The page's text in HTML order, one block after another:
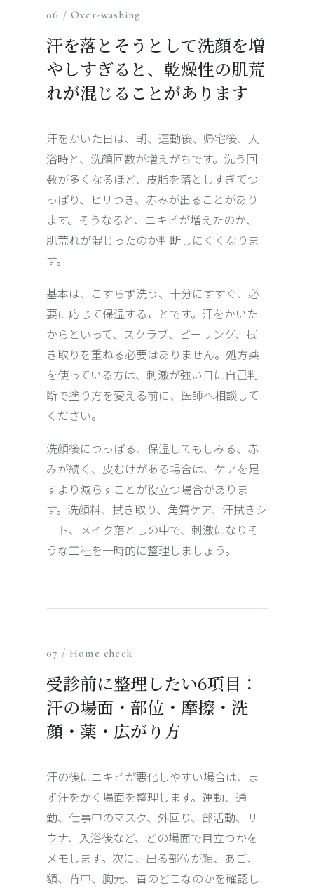
06 / Over-washing
汗を落とそうとして洗顔を増
やしすぎると、乾燥性の肌荒
れが混じることがあります
汗をかいた日は、朝、運動後、帰宅後、入
浴時と、洗顔回数が増えがちです。洗う回
数が多くなるほど、皮脂を落としすぎてつ
っぱり、ヒリつき、赤みが出ることがあり
ます。そうなると、ニキビが増えたのか、
肌荒れが混じったのか判断しにくくなりま
す。
基本は、こすらず洗う、十分にすすぐ、必
要に応じて保湿することです。汗をかいた
からといって、スクラブ、ピーリング、拭
き取りを重ねる必要はありません。処方薬
を使っている方は、刺激が強い日に自己判
断で塗り方を変える前に、医師へ相談して
ください。
洗顔後につっぱる、保湿してもしみる、赤
みが続く、皮むけがある場合は、ケアを足
すより減らすことが役立つ場合がありま
す。洗顔料、拭き取り、角質ケア、汗拭きシ
ート、メイク落としの中で、刺激になりそ
うな工程を一時的に整理しましょう。
07 / Home check
受診前に整理したい6項目：
汗の場面・部位・摩擦・洗
顔・薬・広がり方
汗の後にニキビが悪化しやすい場合は、ま
ず汗をかく場面を整理します。運動、通
勤、仕事中のマスク、外回り、部活動、サ
ウナ、入浴後など、どの場面で目立つかを
メモします。次に、出る部位が顔、あご、
額、背中、胸元、首のどこなのかを確認し